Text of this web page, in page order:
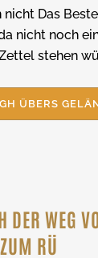
Das
nicht noch
stehen
ÜBERS
DER WEG
RÜ